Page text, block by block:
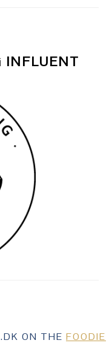
INFLUENT
ON THE FOODIE